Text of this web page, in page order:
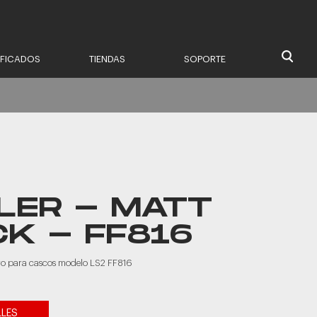
TIENDAS SOPORTE
- MATT
- FF816
para cascos modelo LS2 FF816